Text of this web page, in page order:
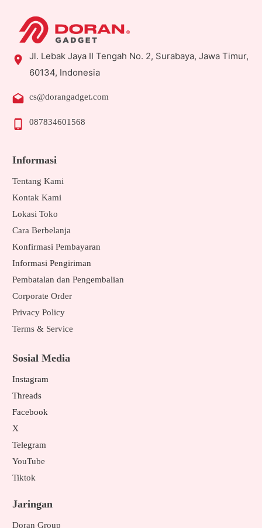
Jl. Lebak Jaya II Tengah No. 2, Surabaya, Jawa Timur,
60134, Indonesia
cs@dorangadget.com
087834601568
Informasi
Tentang Kami
Kontak Kami
Lokasi Toko
Cara Berbelanja
Konfirmasi Pembayaran
Informasi Pengiriman
Pembatalan dan Pengembalian
Corporate Order
Privacy Policy
Terms & Service
Sosial Media
Instagram
Threads
Facebook
X
Telegram
YouTube
Tiktok
Jaringan
Doran Group